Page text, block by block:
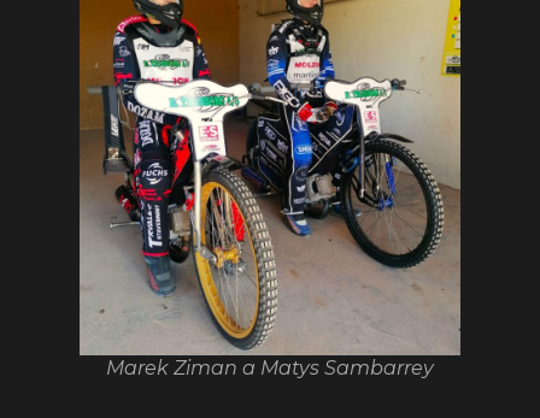
Marek Ziman a Matys Sambarrey